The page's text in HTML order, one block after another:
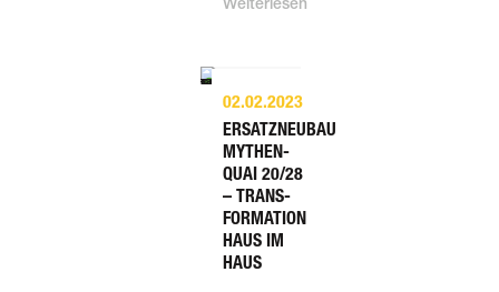
Weiterlesen
02.02.2023
ERSATZNEUBAU
MYTHEN­
QUAI 20/28
– TRANS­
FORMATION
HAUS IM
HAUS